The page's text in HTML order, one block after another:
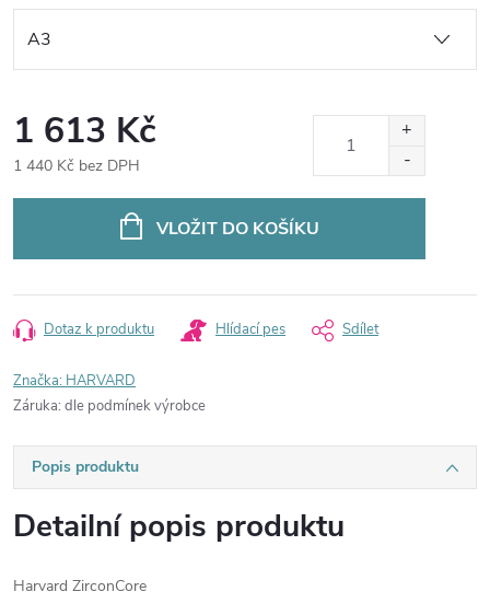
1 613 Kč
1 440 Kč bez DPH
VLOŽIT DO KOŠÍKU
Dotaz k produktu Hlídací pes Sdílet
Značka: HARVARD
Záruka: dle podmínek výrobce
Popis produktu
Detailní popis produktu
Harvard ZirconCore